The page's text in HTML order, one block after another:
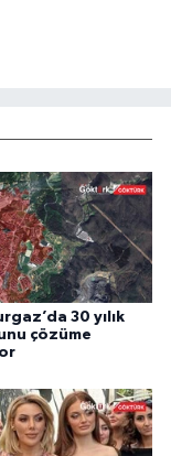
30 yılık
çözüme